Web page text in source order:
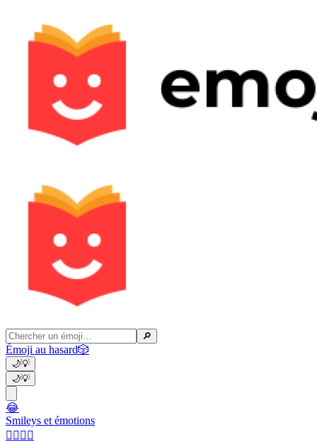
🔎
Émoji au hasard🎲
🌙💡
🌙💡
😂
Smileys et émotions
👩‍❤️‍💋‍👨